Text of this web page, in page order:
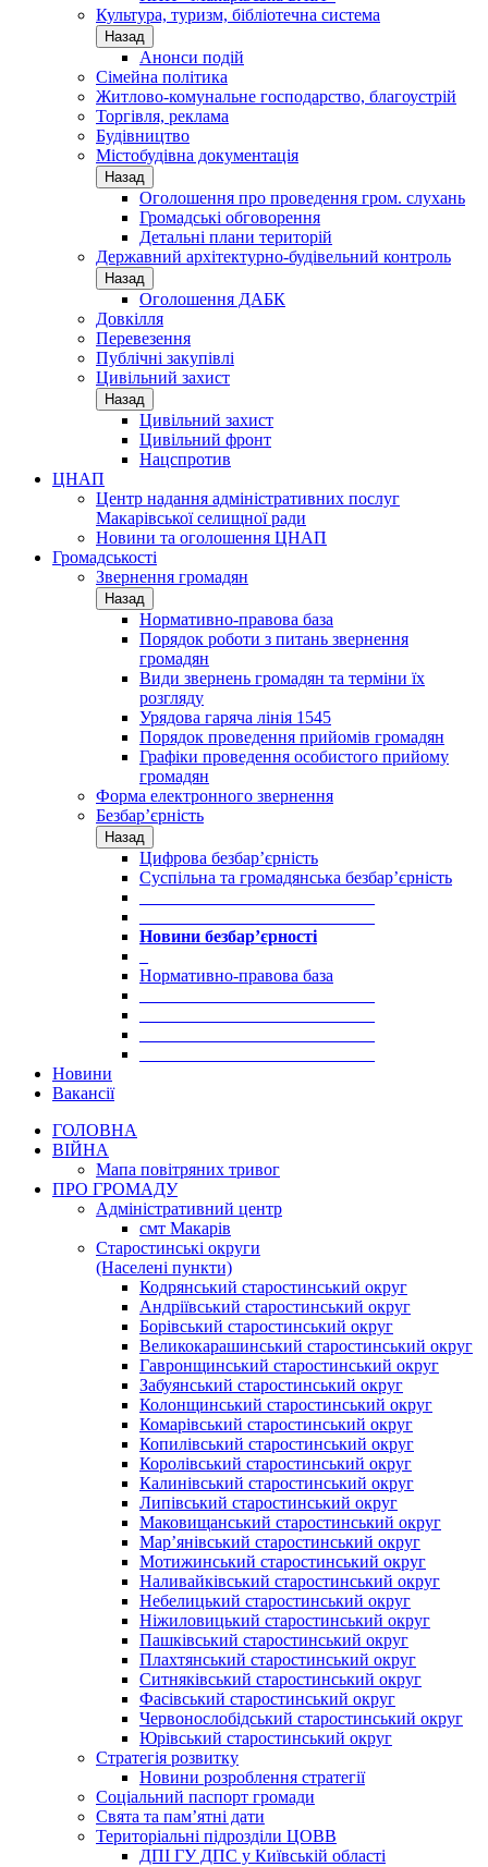
Культура, туризм, бібліотечна система
Назад
Анонси подій
Сімейна політика
Житлово-комунальне господарство, благоустрій
Торгівля, реклама
Будівництво
Містобудівна документація
Назад
Оголошення про проведення гром. слухань
Громадські обговорення
Детальні плани територій
Державний архітектурно-будівельний контроль
Назад
Оголошення ДАБК
Довкілля
Перевезення
Публічні закупівлі
Цивільний захист
Назад
Цивільний захист
Цивільний фронт
Нацспротив
ЦНАП
Центр надання адміністративних послуг
Макарівської селищної ради
Новини та оголошення ЦНАП
Громадськості
Звернення громадян
Назад
Нормативно-правова база
Порядок роботи з питань звернення
громадян
Види звернень громадян та терміни їх
розгляду
Урядова гаряча лінія 1545
Порядок проведення прийомів громадян
Графіки проведення особистого прийому
громадян
Форма електронного звернення
Безбар’єрність
Назад
Цифрова безбар’єрність
Суспільна та громадянська безбар’єрність
Новини безбар’єрності
Нормативно-правова база
Новини
Вакансії
ГОЛОВНА
ВІЙНА
Мапа повітряних тривог
ПРО ГРОМАДУ
Aдміністративний центр
смт Макарів
Старостинські округи
(Населені пункти)
Кодрянський старостинський округ
Андріївський старостинський округ
Борівський старостинський округ
Великокарашинський старостинський округ
Гавронщинський старостинський округ
Забуянський старостинський округ
Колонщинський старостинський округ
Комарівський старостинський округ
Копилівський старостинський округ
Королівський старостинський округ
Калинівський старостинський округ
Липівський старостинський округ
Маковищанський старостинський округ
Мар’янівський старостинський округ
Мотижинський старостинський округ
Наливайківський старостинський округ
Небелицький старостинський округ
Ніжиловицький старостинський округ
Пашківський старостинський округ
Плахтянський старостинський округ
Ситняківський старостинський округ
Фасівський старостинський округ
Червонослобідський старостинський округ
Юрівський старостинський округ
Стратегія розвитку
Новини розроблення стратегії
Соціальний паспорт громади
Свята та пам’ятні дати
Територіальні підрозділи ЦОВВ
ДПІ ГУ ДПС у Київській області